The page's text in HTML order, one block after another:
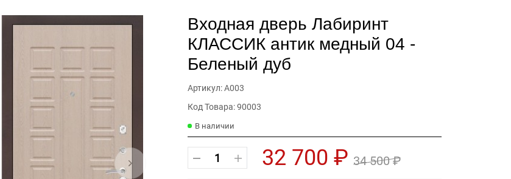
Входная дверь Лабиринт
КЛАССИК антик медный 04 -
Беленый дуб
Артикул: А003
Код Товара: 90003
В наличии
32 700 ₽ 34 500 ₽